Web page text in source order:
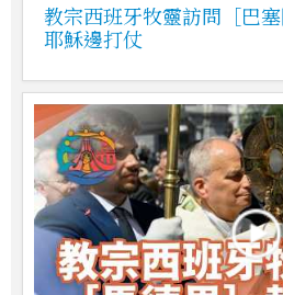
教宗西班牙牧靈訪問［巴
耶穌邊打仗